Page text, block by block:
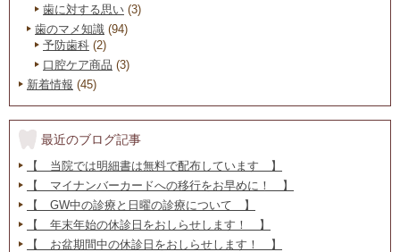
歯に対する思い (3)
歯のマメ知識 (94)
予防歯科 (2)
口腔ケア商品 (3)
新着情報 (45)
最近のブログ記事
【 当院では明細書は無料で配布しています 】
【 マイナンバーカードへの移行をお早めに！ 】
【 GW中の診療と日曜の診療について 】
【 年末年始の休診日をおしらせします！ 】
【 お盆期間中の休診日をおしらせします！ 】